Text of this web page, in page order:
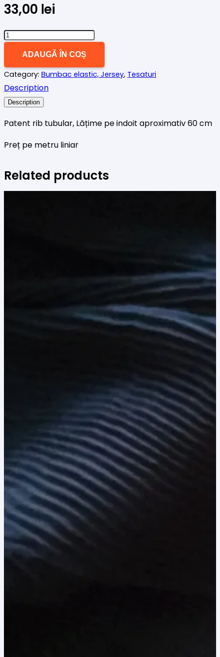
33,00 lei
Cantitate
rib
verde
menta
ADAUGĂ ÎN COȘ
Category: Bumbac elastic, Jersey, Tesaturi
Description
Description
Patent rib tubular, Lățime pe indoit aproximativ 60 cm
Preț pe metru liniar
Related products